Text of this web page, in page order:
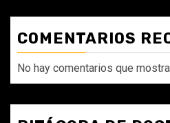
COMENTARIOS
No hay comentarios que